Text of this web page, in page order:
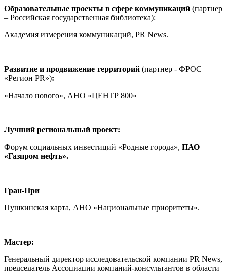
Образовательные проекты в сфере коммуникаций (партнер
– Российская государственная библиотека):
Академия измерения коммуникаций, PR News.
Развитие и продвижение территорий (партнер - ФРОС
«Регион PR»):
«Начало нового», АНО «ЦЕНТР 800»
Лучший региональный проект:
Форум социальных инвестиций «Родные города», ПАО
«Газпром нефть».
Гран-При
Пушкинская карта, АНО «Национальные приоритеты».
Мастер:
Генеральный директор исследовательской компании PR News,
председатель Ассоциации компаний-консультантов в области